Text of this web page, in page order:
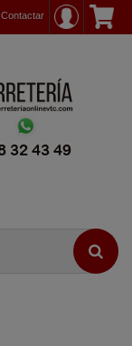
Contactar